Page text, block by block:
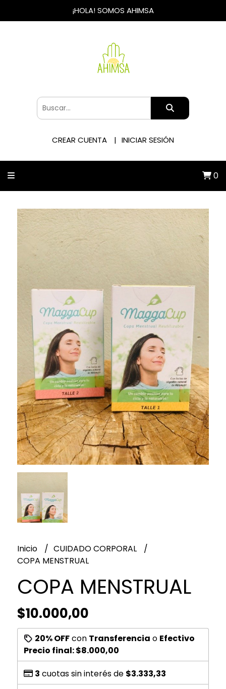
¡HOLA! SOMOS AHIMSA
CREAR CUENTA INICIAR SESIÓN
0
Inicio
CUIDADO CORPORAL
COPA MENSTRUAL
COPA MENSTRUAL
$10.000,00
20% OFFcon Transferencia o Efectivo
Precio final:$8.000,00
3 cuotas sin interés de $3.333,33